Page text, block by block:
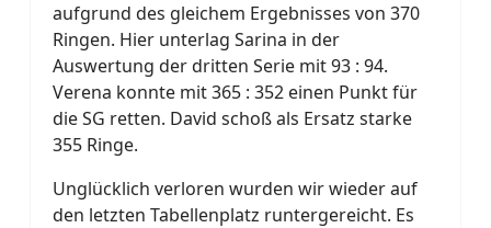
aufgrund des gleichem Ergebnisses von 370
Ringen. Hier unterlag Sarina in der
Auswertung der dritten Serie mit 93 : 94.
Verena konnte mit 365 : 352 einen Punkt für
die SG retten. David schoß als Ersatz starke
355 Ringe.
Unglücklich verloren wurden wir wieder auf
den letzten Tabellenplatz runtergereicht. Es